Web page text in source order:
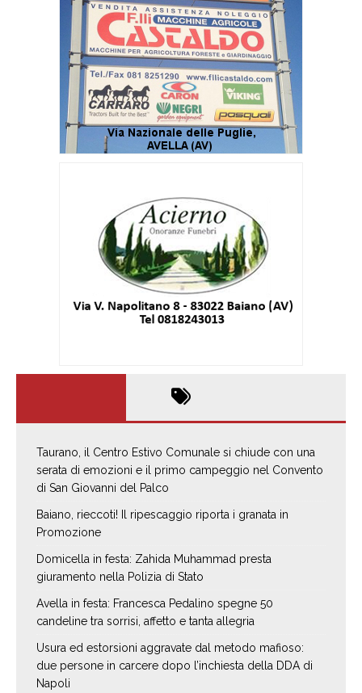
Taurano, il Centro Estivo Comunale si chiude con una
serata di emozioni e il primo campeggio nel Convento
di San Giovanni del Palco
Baiano, rieccoti! Il ripescaggio riporta i granata in
Promozione
Domicella in festa: Zahida Muhammad presta
giuramento nella Polizia di Stato
Avella in festa: Francesca Pedalino spegne 50
candeline tra sorrisi, affetto e tanta allegria
Usura ed estorsioni aggravate dal metodo mafioso:
due persone in carcere dopo l’inchiesta della DDA di
Napoli